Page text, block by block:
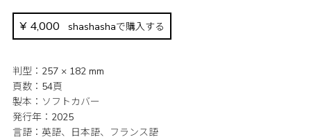
¥ 4,000 shashashaで購入する
判型
257 × 182 mm
頁数
54頁
製本
ソフトカバー
発行年
2025
言語
英語、日本語、フランス語